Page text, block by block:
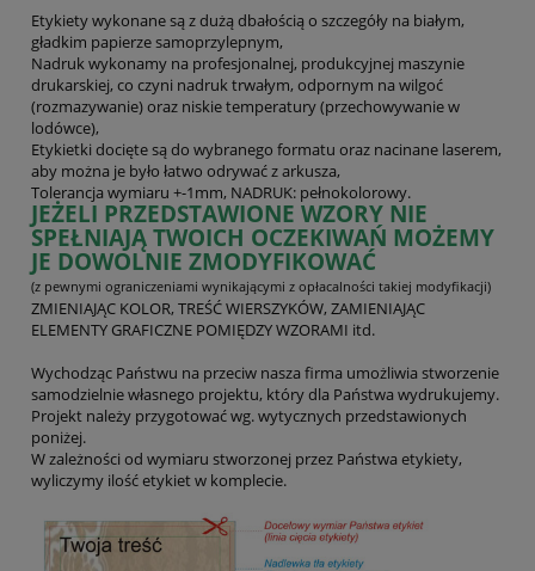
Etykiety wykonane są z dużą dbałością o szczegóły na białym,
gładkim papierze samoprzylepnym,
Nadruk wykonamy na profesjonalnej, produkcyjnej maszynie
drukarskiej, co czyni nadruk trwałym, odpornym na wilgoć
(rozmazywanie) oraz niskie temperatury (przechowywanie w
lodówce),
Etykietki docięte są do wybranego formatu oraz nacinane laserem,
aby można je było łatwo odrywać z arkusza,
Tolerancja wymiaru +-1mm, NADRUK: pełnokolorowy.
JEŻELI PRZEDSTAWIONE WZORY NIE
SPEŁNIAJĄ TWOICH OCZEKIWAŃ MOŻEMY
JE DOWOLNIE ZMODYFIKOWAĆ
(z pewnymi ograniczeniami wynikającymi z opłacalności takiej modyfikacji)
ZMIENIAJĄC KOLOR, TREŚĆ WIERSZYKÓW, ZAMIENIAJĄC
ELEMENTY GRAFICZNE POMIĘDZY WZORAMI itd.
Wychodząc Państwu na przeciw nasza firma umożliwia stworzenie
samodzielnie własnego projektu, który dla Państwa wydrukujemy.
Projekt należy przygotować wg. wytycznych przedstawionych
poniżej.
W zależności od wymiaru stworzonej przez Państwa etykiety,
wyliczymy ilość etykiet w komplecie.